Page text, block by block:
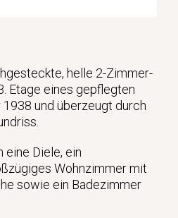
helle 2-Zimmer-
Etage eines gepflegten
und überzeugt durch
eine Diele, ein
Wohnzimmer mit
sowie ein Badezimmer